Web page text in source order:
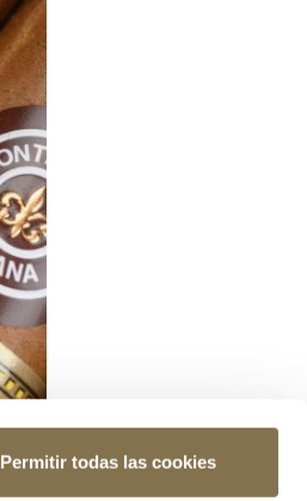
Permitir todas las cookies